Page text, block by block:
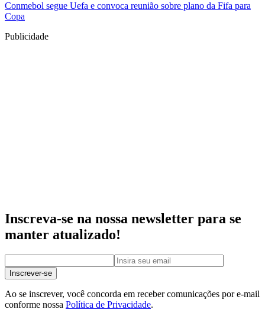
Conmebol segue Uefa e convoca reunião sobre plano da Fifa para
Copa
Publicidade
Inscreva-se na nossa newsletter para se
manter atualizado!
Inscrever-se
Ao se inscrever, você concorda em receber comunicações por e-mail
conforme nossa Política de Privacidade.